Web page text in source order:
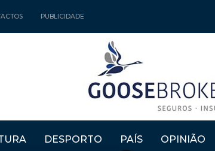
PUBLICIDADE
DESPORTO PAÍS OPINIÃO